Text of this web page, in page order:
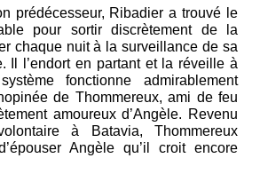
prédécesseur, Ribadier a trouvé le
pour sortir discrètement de la
chaque nuit à la surveillance de sa
Il l’endort en partant et la réveille à
fonctionne admirablement
de Thommereux, ami de feu
amoureux d’Angèle. Revenu
à Batavia, Thommereux
Angèle qu’il croit encore